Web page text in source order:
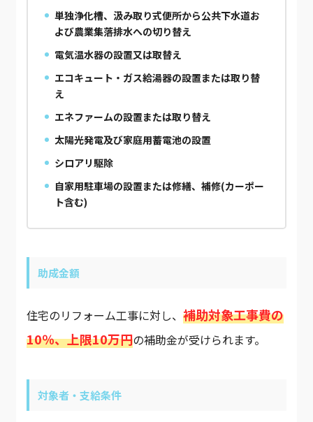
単独浄化槽、汲み取り式便所から公共下水道お
よび農業集落排水への切り替え
電気温水器の設置又は取替え
エコキュート・ガス給湯器の設置または取り替
え
エネファームの設置または取り替え
太陽光発電及び家庭用蓄電池の設置
シロアリ駆除
自家用駐車場の設置または修繕、補修(カーポー
ト含む)
助成金額
住宅のリフォーム工事に対し、補助対象工事費の
10％、上限10万円の補助金が受けられます。
対象者・支給条件